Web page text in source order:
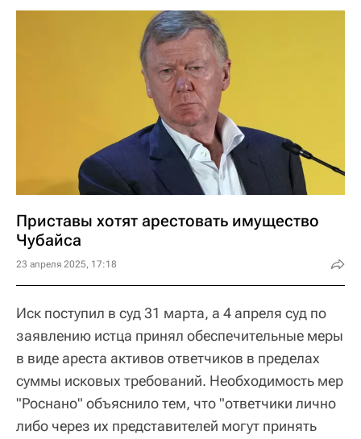
Приставы хотят арестовать имущество
Чубайса
23 апреля 2025, 17:18
Иск поступил в суд 31 марта, а 4 апреля суд по
заявлению истца принял обеспечительные меры
в виде ареста активов ответчиков в пределах
суммы исковых требований. Необходимость мер
"Роснано" объяснило тем, что "ответчики лично
либо через их представителей могут принять